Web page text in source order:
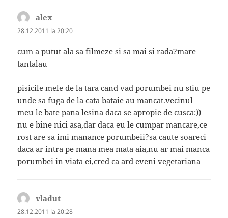
alex
28.12.2011 la 20:20
cum a putut ala sa filmeze si sa mai si rada?mare
tantalau
pisicile mele de la tara cand vad porumbei nu stiu pe
unde sa fuga de la cata bataie au mancat.vecinul
meu le bate pana lesina daca se apropie de cusca:))
nu e bine nici asa,dar daca eu le cumpar mancare,ce
rost are sa imi manance porumbeii?sa caute soareci
daca ar intra pe mana mea mata aia,nu ar mai manca
porumbei in viata ei,cred ca ard eveni vegetariana
vladut
28.12.2011 la 20:28